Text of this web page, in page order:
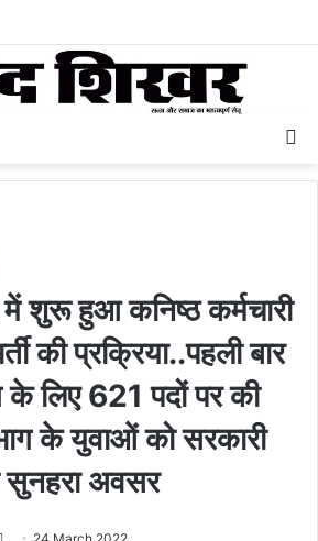
शुरू हुआ कनिष्ठ कर्मचारी
की प्रक्रिया..पहली बार
के लिए 621 पदों पर की
के युवाओं को सरकारी
सुनहरा अवसर